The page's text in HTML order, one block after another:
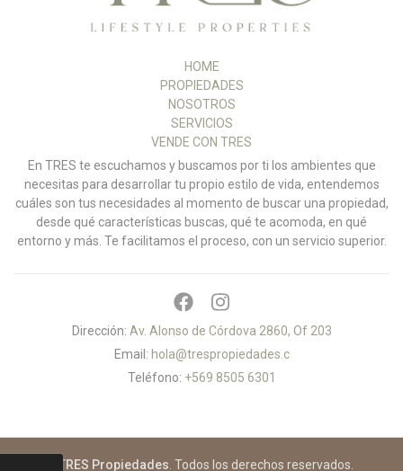
HOME
PROPIEDADES
NOSOTROS
SERVICIOS
VENDE CON TRES
En TRES te escuchamos y buscamos por ti los ambientes que
necesitas para desarrollar tu propio estilo de vida, entendemos
cuáles son tus necesidades al momento de buscar una propiedad,
desde qué características buscas, qué te acomoda, en qué
entorno y más. Te facilitamos el proceso, con un servicio superior.
Dirección: Av. Alonso de Córdova 2860, Of 203
Email: hola@trespropiedades.c
Teléfono: +569 8505 6301
TRES Propiedades . Todos los derechos reservados.